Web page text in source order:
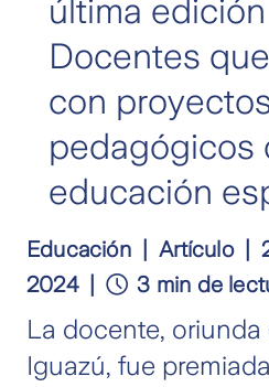
última
Docentes
con
pedagógicos
educación
Educación Artículo
2024
3 min de
La docente, oriunda
Iguazú, fue